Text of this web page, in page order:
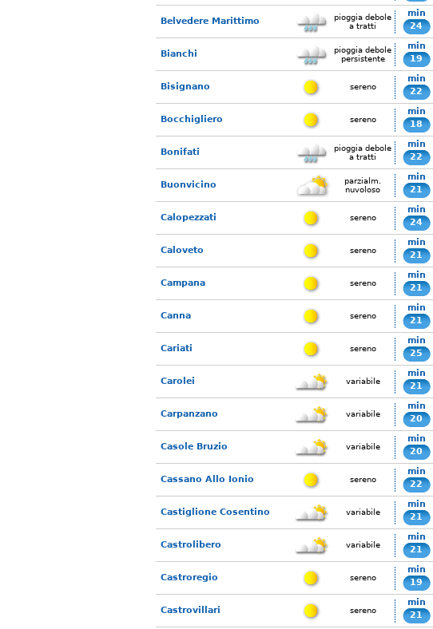
Belvedere Marittimo
pioggia debole
a tratti
min
24
Bianchi
pioggia debole
persistente
min
19
Bisignano sereno
min
22
Bocchigliero sereno
min
18
Bonifati
pioggia debole
a tratti
min
22
Buonvicino
parzialm.
nuvoloso
min
21
Calopezzati sereno
min
24
Caloveto sereno
min
21
Campana sereno
min
21
Canna sereno
min
21
Cariati sereno
min
25
Carolei variabile
min
21
Carpanzano variabile
min
20
Casole Bruzio variabile
min
20
Cassano Allo Ionio sereno
min
22
Castiglione Cosentino variabile
min
21
Castrolibero variabile
min
21
Castroregio sereno
min
19
Castrovillari sereno
min
21